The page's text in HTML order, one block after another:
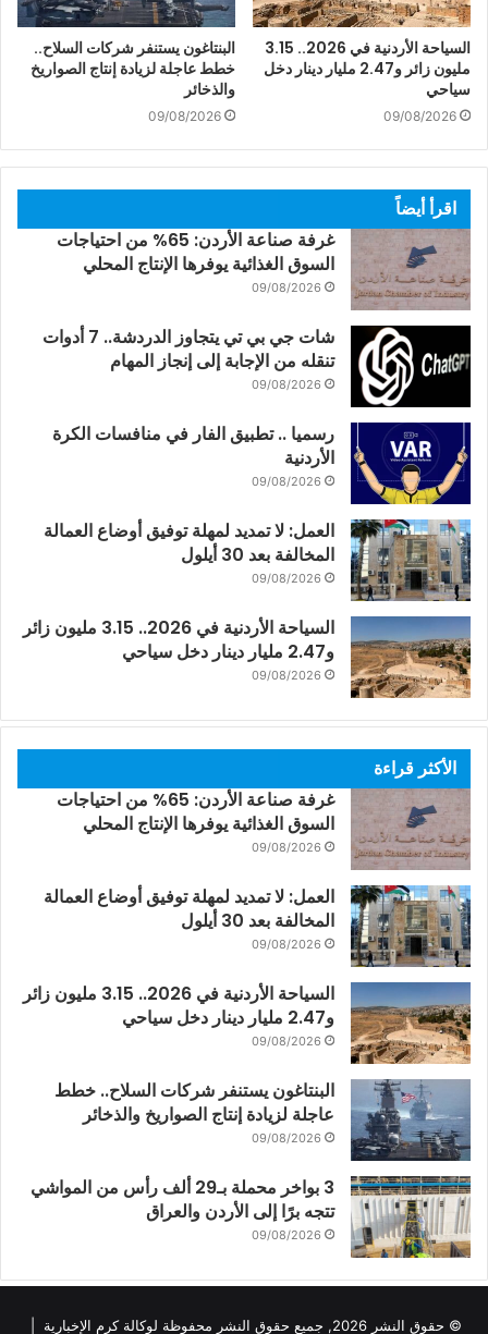
السياحة الأردنية في 2026.. 3.15
مليون زائر و2.47 مليار دينار دخل
سياحي
09/08/2026
البنتاغون يستنفر شركات السلاح..
خطط عاجلة لزيادة إنتاج الصواريخ
والذخائر
09/08/2026
اقرأ أيضاً
غرفة صناعة الأردن: 65% من احتياجات
السوق الغذائية يوفرها الإنتاج المحلي
09/08/2026
شات جي بي تي يتجاوز الدردشة.. 7 أدوات
تنقله من الإجابة إلى إنجاز المهام
09/08/2026
رسميا .. تطبيق الفار في منافسات الكرة
الأردنية
09/08/2026
العمل: لا تمديد لمهلة توفيق أوضاع العمالة
المخالفة بعد 30 أيلول
09/08/2026
السياحة الأردنية في 2026.. 3.15 مليون زائر
و2.47 مليار دينار دخل سياحي
09/08/2026
الأكثر قراءة
غرفة صناعة الأردن: 65% من احتياجات
السوق الغذائية يوفرها الإنتاج المحلي
09/08/2026
العمل: لا تمديد لمهلة توفيق أوضاع العمالة
المخالفة بعد 30 أيلول
09/08/2026
السياحة الأردنية في 2026.. 3.15 مليون زائر
و2.47 مليار دينار دخل سياحي
09/08/2026
البنتاغون يستنفر شركات السلاح.. خطط
عاجلة لزيادة إنتاج الصواريخ والذخائر
09/08/2026
3 بواخر محملة بـ29 ألف رأس من المواشي
تتجه برًا إلى الأردن والعراق
09/08/2026
© حقوق النشر 2026, جميع حقوق النشر محفوظة لوكالة كرم الإخبارية |